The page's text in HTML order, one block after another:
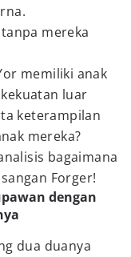
mereka
memiliki anak
luar
keterampilan
mereka?
bagaimana
Forger!
dengan
dua duanya